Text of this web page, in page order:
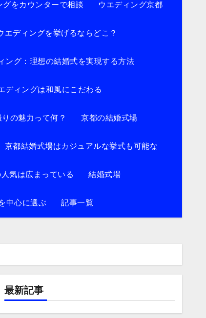
グをカウンターで相談 ウエディング京都
エディングを挙げるならどこ？
ング：理想の結婚式を実現する方法
ディングは和風にこだわる
の魅力って何？ 京都の結婚式場
京都結婚式場はカジュアルな挙式も可能な
気は広まっている 結婚式場
中心に選ぶ 記事一覧
最新記事